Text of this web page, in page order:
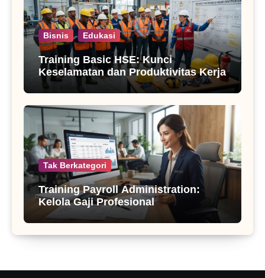
Bisnis Edukasi
Training Basic HSE: Kunci
Keselamatan dan Produktivitas Kerja
Tak Berkategori
Training Payroll Administration:
Kelola Gaji Profesional